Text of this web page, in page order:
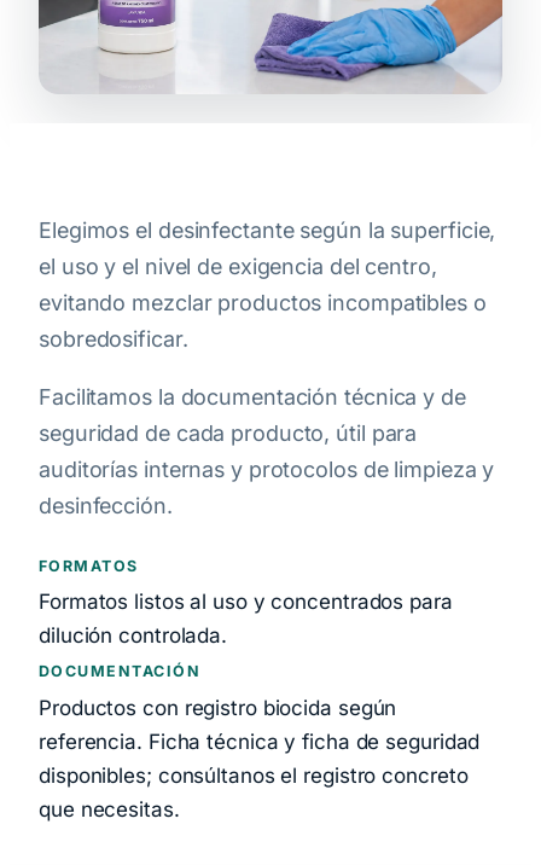
Elegimos el desinfectante según la superficie,
el uso y el nivel de exigencia del centro,
evitando mezclar productos incompatibles o
sobredosificar.
Facilitamos la documentación técnica y de
seguridad de cada producto, útil para
auditorías internas y protocolos de limpieza y
desinfección.
FORMATOS
Formatos listos al uso y concentrados para
dilución controlada.
DOCUMENTACIÓN
Productos con registro biocida según
referencia. Ficha técnica y ficha de seguridad
disponibles; consúltanos el registro concreto
que necesitas.